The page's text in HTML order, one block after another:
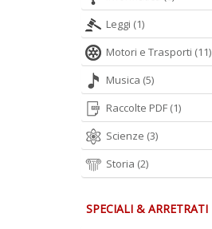
Leggi (1)
Motori e Trasporti (11)
Musica (5)
Raccolte PDF (1)
Scienze (3)
Storia (2)
SPECIALI & ARRETRATI